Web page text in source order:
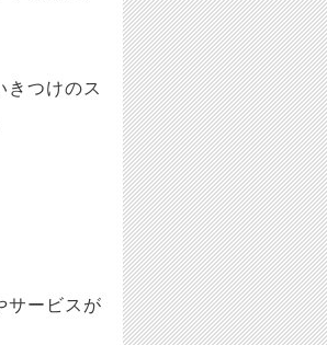
きつけのス
サービスが